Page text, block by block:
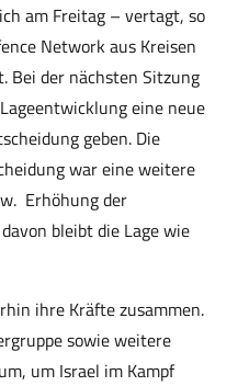
am Freitag – vertagt, so
Network aus Kreisen
Bei der nächsten Sitzung
eine neue
geben. Die
war eine weitere
Erhöhung der
bleibt die Lage wie
ihre Kräfte zusammen.
sowie weitere
um Israel im Kampf